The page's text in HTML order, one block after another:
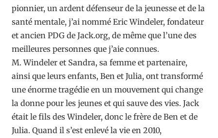
pionnier, un ardent défenseur de la jeunesse et de la
santé mentale, j’ai nommé Eric Windeler, fondateur
et ancien PDG de Jack.org, de même que l’une des
meilleures personnes que j’aie connues.
M. Windeler et Sandra, sa femme et partenaire,
ainsi que leurs enfants, Ben et Julia, ont transformé
une énorme tragédie en un mouvement qui change
la donne pour les jeunes et qui sauve des vies. Jack
était le fils des Windeler, donc le frère de Ben et de
Julia. Quand il s’est enlevé la vie en 2010,